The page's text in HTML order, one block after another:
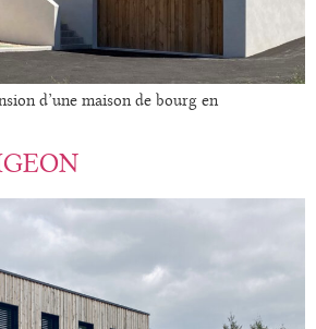
d’une maison de bourg en